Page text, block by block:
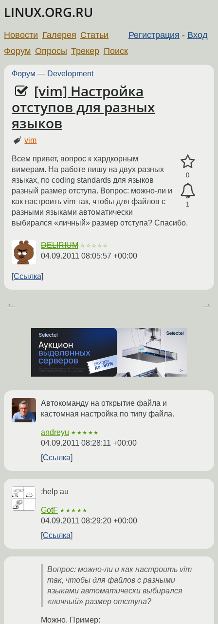
LINUX.ORG.RU
Регистрация - Вход
Новости Галерея Статьи
Форум Опросы Трекер Поиск
Форум — Development
[vim] Настройка
отступов для разных
языков
vim
0
1
Всем привет, вопрос к хардкорным
вимерам. На работе пишу на двух разных
языках, по coding standards для языков
разный размер отступа. Вопрос: можно-ли и
как настроить vim так, чтобы для файлов с
разными языками автоматически
выбирался «личный» размер отступа? Спасибо.
DELIRIUM ☆☆☆☆☆
04.09.2011 08:05:57 +00:00
Ссылка
← →
Автокоманду на открытие файла и
кастомная настройка по типу файла.
andreyu ★★★★★
04.09.2011 08:28:11 +00:00
Ссылка
:help au
GotF ★★★★★
04.09.2011 08:29:20 +00:00
Ссылка
Вопрос: можно-ли и как настроить vim
так, чтобы для файлов с разными
языками автоматически выбирался
«личный» размер отступа?
Можно. Пример: